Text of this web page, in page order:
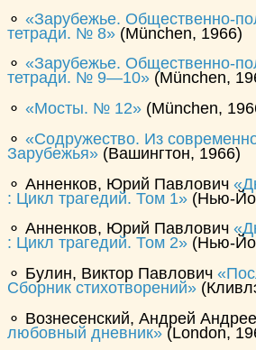
⚬
Зарубежье. Общественно-
тетради. № 8
(München, 1966)
⚬
Зарубежье. Общественно-
тетради. № 9—10
(München,
⚬
Мосты. № 12
(München,
⚬
Содружество. Из
Зарубежья
(Вашингтон, 1966)
⚬ Анненков, Юрий Павлович
: Цикл трагедий. Том 1
(Нью-
⚬ Анненков, Юрий Павлович
: Цикл трагедий. Том 2
(Нью-
⚬ Булин, Виктор Павлович
Сборник стихотворений
⚬ Вознесенский, Андрей
любовный дневник
(London,